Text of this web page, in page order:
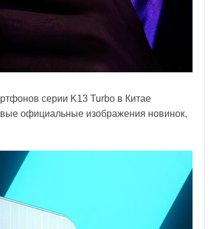
серии K13 Turbo в Китае
официальные изображения новинок,